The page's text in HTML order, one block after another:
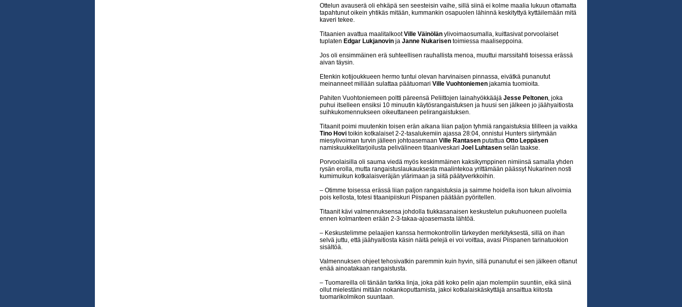
Ottelun avauserä oli ehkäpä sen seesteisin vaihe, sillä siinä ei kolme maalia lukuun ottamatta
tapahtunut oikein yhtikäs mitään, kummankin osapuolen lähinnä keskityttyä kyttäilemään mitä
kaveri tekee.
Titaanien avattua maalitalkootVille Väinölän ylivoimaosumalla, kuittasivat porvoolaiset
tuplaten Edgar Lukjanovin ja Janne Nukarisen toimiessa maaliseppoina.
Jos oli ensimmäinen erä suhteellisen rauhallista menoa, muuttui marssitahti toisessa erässä
aivan täysin.
Etenkin kotijoukkueen hermo tuntui olevan harvinaisen pinnassa, eivätkä punanutut
meinanneet millään sulattaa päätuomari Ville Vuohtoniemen jakamia tuomioita.
Pahiten Vuohtoniemeen poltti päreensä Peliittojen lainahyökkääjä Jesse Peltonen, joka
puhui itselleen ensiksi 10 minuutin käytösrangaistuksen ja huusi sen jälkeen jo jäähyaitiosta
suihkukomennukseen oikeuttaneen pelirangaistuksen.
Titaanit poimi muutenkin toisen erän aikana liian paljon tyhmiä rangaistuksia tililleen ja vaikka
Tino Hovi toikin kotkalaiset 2-2-tasalukemiin ajassa 28:04, onnistui Hunters siirtymään
miesylivoiman turvin jälleen johtoasemaan Ville Rantasen putattua Otto Leppäsen
namiskuukkelitarjoilusta pelivälineen titaaniveskari Joel Luhtasen selän taakse.
Porvoolaisilla oli sauma viedä myös keskimmäinen kaksikymppinen nimiinsä samalla yhden
rysän erolla, mutta rangaistuslaukauksesta maalintekoa yrittämään päässyt Nukarinen nosti
kumimuikun kotkalaisveräjän ylärimaan ja siitä päätyverkkoihin.
– Otimme toisessa erässä liian paljon rangaistuksia ja saimme hoidella ison tukun alivoimia
pois kellosta, totesi titaanipiiskuri Piispanen päätään pyöritellen.
Titaanit kävi valmennuksensa johdolla tiukkasanaisen keskustelun pukuhuoneen puolella
ennen kolmanteen erään 2-3-takaa-ajoasemasta lähtöä.
– Keskustelimme pelaajien kanssa hermokontrollin tärkeyden merkityksestä, sillä on ihan
selvä juttu, että jäähyaitiosta käsin näitä pelejä ei voi voittaa, avasi Piispanen tarinatuokion
sisältöä.
Valmennuksen ohjeet tehosivatkin paremmin kuin hyvin, sillä punanutut ei sen jälkeen ottanut
enää ainoatakaan rangaistusta.
– Tuomareilla oli tänään tarkka linja, joka päti koko pelin ajan molempiin suuntiin, eikä siinä
ollut mielestäni mitään nokankoputtamista, jakoi kotkalaiskäskyttäjä ansaittua kiitosta
tuomarikolmikon suuntaan.